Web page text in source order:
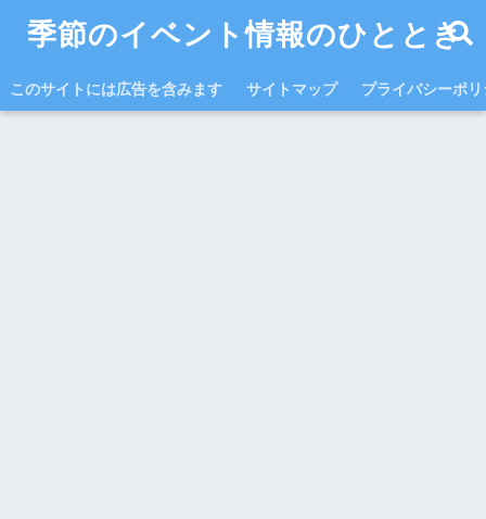
季節のイベント情報のひととき
このサイトには広告を含みます サイトマップ プライバシーポ